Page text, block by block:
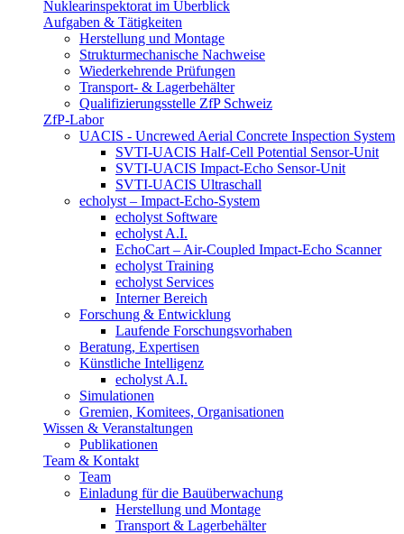
Nuklearinspektorat im Überblick
Aufgaben & Tätigkeiten
Herstellung und Montage
Strukturmechanische Nachweise
Wiederkehrende Prüfungen
Transport- & Lagerbehälter
Qualifizierungsstelle ZfP Schweiz
ZfP-Labor
UACIS - Uncrewed Aerial Concrete Inspection System
SVTI-UACIS Half-Cell Potential Sensor-Unit
SVTI-UACIS Impact-Echo Sensor-Unit
SVTI-UACIS Ultraschall
echolyst – Impact-Echo-System
echolyst Software
echolyst A.I.
EchoCart – Air-Coupled Impact-Echo Scanner
echolyst Training
echolyst Services
Interner Bereich
Forschung & Entwicklung
Laufende Forschungsvorhaben
Beratung, Expertisen
Künstliche Intelligenz
echolyst A.I.
Simulationen
Gremien, Komitees, Organisationen
Wissen & Veranstaltungen
Publikationen
Team & Kontakt
Team
Einladung für die Bauüberwachung
Herstellung und Montage
Transport & Lagerbehälter